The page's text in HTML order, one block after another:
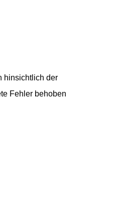
hinsichtlich der
Fehler behoben